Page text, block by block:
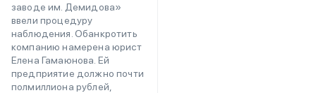
заводе им. Демидова»
ввели процедуру
наблюдения. Обанкротить
компанию намерена юрист
Елена Гамаюнова. Ей
предприятие должно почти
полмиллиона рублей,